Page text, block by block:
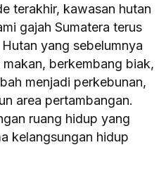
terakhir, kawasan hutan
gajah Sumatera terus
yang sebelumnya
berkembang biak,
menjadi perkebunan,
area pertambangan.
ruang hidup yang
kelangsungan hidup